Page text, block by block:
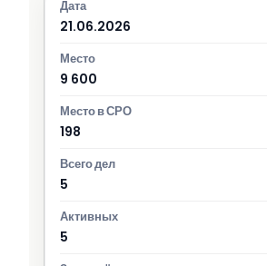
21.06.2026
9 600
198
5
5